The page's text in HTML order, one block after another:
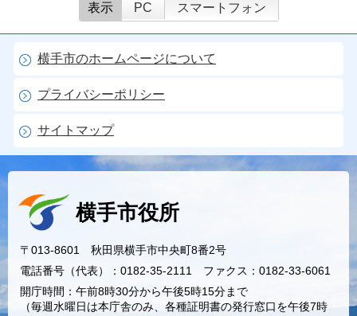
表示 PC スマートフォン
横手市のホームページについて
プライバシーポリシー
サイトマップ
横手市役所
〒013-8601 秋田県横手市中央町8番2号
電話番号（代表）：0182-35-2111 ファクス：0182-33-6061
開庁時間：午前8時30分から午後5時15分まで
（毎週水曜日は本庁舎のみ、各種証明書の発行窓口を午後7時